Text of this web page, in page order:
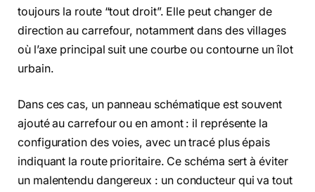
toujours la route “tout droit”. Elle peut changer de
direction au carrefour, notamment dans des villages
où l’axe principal suit une courbe ou contourne un îlot
urbain.
Dans ces cas, un panneau schématique est souvent
ajouté au carrefour ou en amont : il représente la
configuration des voies, avec un tracé plus épais
indiquant la route prioritaire. Ce schéma sert à éviter
un malentendu dangereux : un conducteur qui va tout